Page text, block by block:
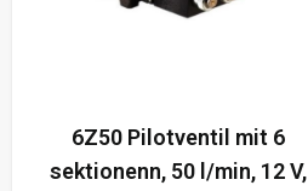
6Z50 Pilotventil mit 6
sektionenn, 50 l/min, 12 V,